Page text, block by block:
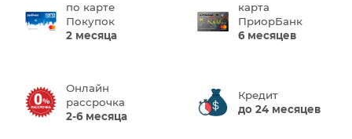
по карте
Покупок
2 месяца
карта
ПриорБанк
6 месяцев
Онлайн
рассрочка
2-6 месяца
Кредит
до 24 месяцев